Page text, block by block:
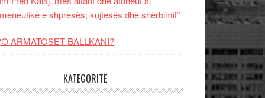
e shpresës, kujtesës dhe shërbimit”
ARMATOSET BALLKANI?
KATEGORITË